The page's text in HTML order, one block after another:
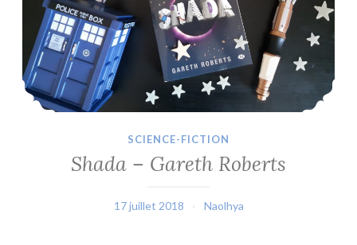
SCIENCE-FICTION
Shada – Gareth Roberts
17 juillet 2018 Naolhya